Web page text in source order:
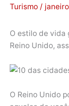
Turismo /
O estilo de vida
Reino Unido,
O Reino Unido